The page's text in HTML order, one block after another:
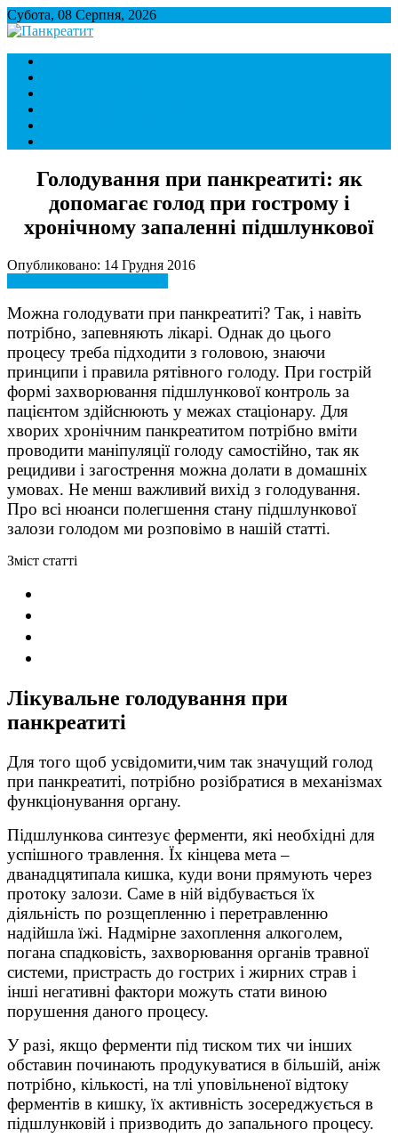
Субота, 08 Серпня, 2026
Панкреатит
Підшлункова залоза. Симптоми і лікування панкреатиту. Дієта
при панкреатиті.
Голодування при панкреатиті: як
допомагає голод при гострому і
хронічному запаленні підшлункової
Опубликовано: 14 Грудня 2016
Можна голодувати при панкреатиті? Так, і навіть
потрібно, запевняють лікарі. Однак до цього
процесу треба підходити з головою, знаючи
принципи і правила рятівного голоду. При гострій
формі захворювання підшлункової контроль за
пацієнтом здійснюють у межах стаціонару. Для
хворих хронічним панкреатитом потрібно вміти
проводити маніпуляції голоду самостійно, так як
рецидиви і загострення можна долати в домашніх
умовах. Не менш важливий вихід з голодування.
Про всі нюанси полегшення стану підшлункової
залози голодом ми розповімо в нашій статті.
Зміст статті
Лікувальне голодування при
панкреатиті
Для того щоб усвідомити,чим так значущий голод
при панкреатиті, потрібно розібратися в механізмах
функціонування органу.
Підшлункова синтезує ферменти, які необхідні для
успішного травлення. Їх кінцева мета –
дванадцятипала кишка, куди вони прямують через
протоку залози. Саме в ній відбувається їх
діяльність по розщепленню і перетравленню
надійшла їжі. Надмірне захоплення алкоголем,
погана спадковість, захворювання органів травної
системи, пристрасть до гострих і жирних страв і
інші негативні фактори можуть стати виною
порушення даного процесу.
У разі, якщо ферменти під тиском тих чи інших
обставин починають продукуватися в більшій, аніж
потрібно, кількості, на тлі уповільненої відтоку
ферментів в кишку, їх активність зосереджується в
підшлунковій і призводить до запального процесу.